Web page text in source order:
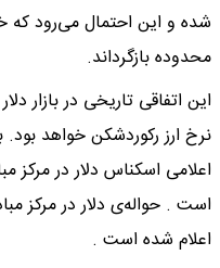
شده و این احتمال می‌رود که
محدوده بازگرداند.
این اتفاقی تاریخی در
نرخ ارز رکوردشکن خواهد
اعلام شده است .